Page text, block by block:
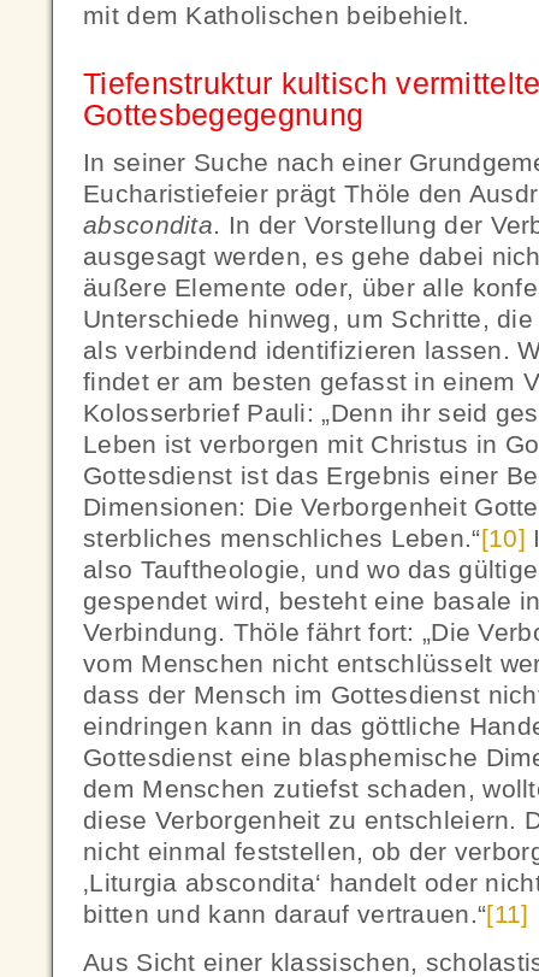
mit dem Katholischen beibehielt.
Tiefenstruktur kultisch
Gottesbegegegnung
In seiner Suche nach einer
Eucharistiefeier prägt Thöle den
abscondita. In der Vorstellung der
ausgesagt werden, es gehe dabei
äußere Elemente oder, über alle
Unterschiede hinweg, um Schritte,
als verbindend identifizieren lassen.
findet er am besten gefasst in einem
Kolosserbrief Pauli: „Denn ihr seid
Leben ist verborgen mit Christus in
Gottesdienst ist das Ergebnis einer
Dimensionen: Die Verborgenheit
sterbliches menschliches Leben.“[10]
also Tauftheologie, und wo das
gespendet wird, besteht eine basale
Verbindung. Thöle fährt fort: „Die
vom Menschen nicht entschlüsselt
dass der Mensch im Gottesdienst
eindringen kann in das göttliche
Gottesdienst eine blasphemische
dem Menschen zutiefst schaden,
diese Verborgenheit zu entschleiern.
nicht einmal feststellen, ob der
‚Liturgia abscondita‘ handelt oder
bitten und kann darauf vertrauen.“[11]
Aus Sicht einer klassischen,